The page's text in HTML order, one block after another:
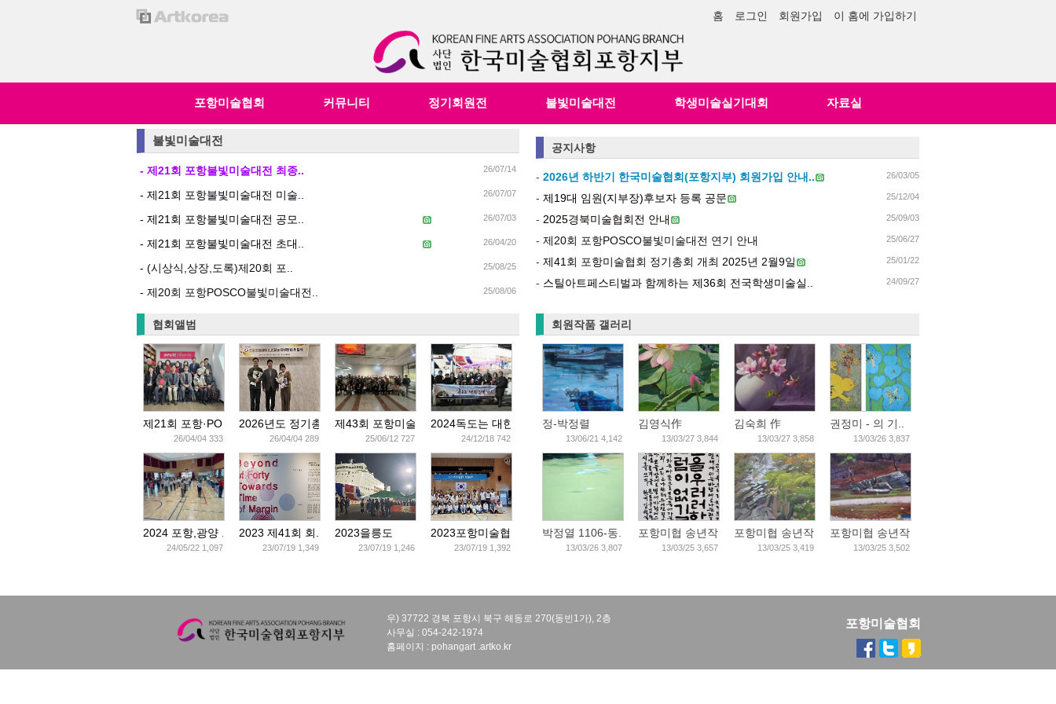
홈 로그인 회원가입 이 홈에 가입하기
포항미술협회 커뮤니티 정기회원전 불빛미술대전 학생미술실기대회 자료실
불빛미술대전
26/07/14
- 제21회 포항불빛미술대전 최종..
26/07/07
- 제21회 포항불빛미술대전 미술..
26/07/03
- 제21회 포항불빛미술대전 공모..
26/04/20
- 제21회 포항불빛미술대전 초대..
25/08/25
- (시상식,상장,도록)제20회 포..
25/08/06
- 제20회 포항POSCO불빛미술대전..
공지사항
26/03/05
- 2026년 하반기 한국미술협회(포항지부) 회원가입 안내..
25/12/04
- 제19대 임원(지부장)후보자 등록 공문
25/09/03
- 2025경북미술협회전 안내
25/06/27
- 제20회 포항POSCO불빛미술대전 연기 안내
25/01/22
- 제41회 포항미술협회 정기총회 개최 2025년 2월9일
24/09/27
- 스틸아트페스티벌과 함께하는 제36회 전국학생미술실..
협회앨범
제21회 포항·PO..
26/04/04 333
2026년도 정기총..
26/04/04 289
제43회 포항미술..
25/06/12 727
2024독도는 대한..
24/12/18 742
2024 포항,광양 ..
24/05/22 1,097
2023 제41회 회..
23/07/19 1,349
2023을릉도
23/07/19 1,246
2023포항미술협..
23/07/19 1,392
회원작품 갤러리
정-박정렬
13/06/21 4,142
김영식作
13/03/27 3,844
김숙희 作
13/03/27 3,858
권정미 - 의 기..
13/03/26 3,837
박정열 1106-동..
13/03/26 3,807
포항미협 송년작..
13/03/25 3,657
포항미협 송년작..
13/03/25 3,419
포항미협 송년작..
13/03/25 3,502
우) 37722 경북 포항시 북구 해동로 270(동빈1가), 2층
사무실 : 054-242-1974
홈페이지 : pohangart .artko.kr
포항미술협회